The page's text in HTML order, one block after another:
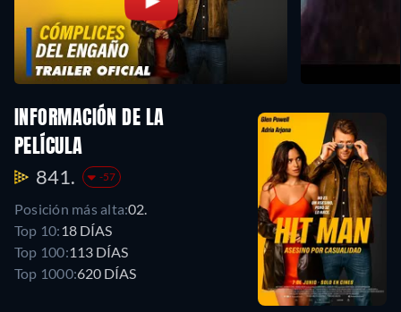
INFORMACIÓN DE LA
PELÍCULA
841. -57
Posición más alta:02.
Top 10: 18 DÍAS
Top 100:113 DÍAS
Top 1000:620 DÍAS